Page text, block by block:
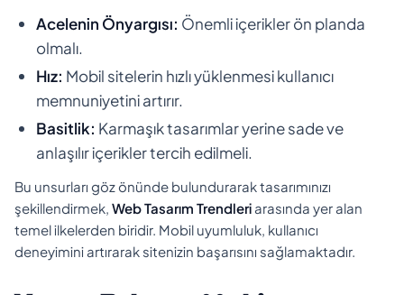
Acelenin Önyargısı: Önemli içerikler ön planda
olmalı.
Hız: Mobil sitelerin hızlı yüklenmesi kullanıcı
memnuniyetini artırır.
Basitlik: Karmaşık tasarımlar yerine sade ve
anlaşılır içerikler tercih edilmeli.
Bu unsurları göz önünde bulundurarak tasarımınızı
şekillendirmek, Web Tasarım Trendleri arasında yer alan
temel ilkelerden biridir. Mobil uyumluluk, kullanıcı
deneyimini artırarak sitenizin başarısını sağlamaktadır.